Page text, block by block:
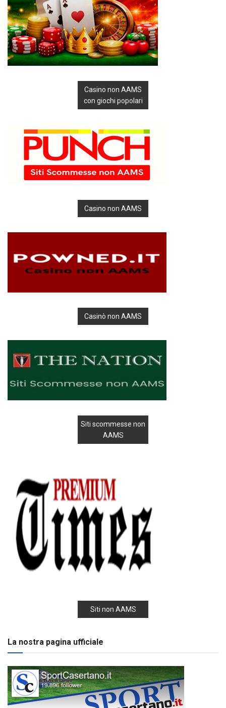
Casino non AAMS
con giochi popolari
Casino non AAMS
Casinò non AAMS
Siti scommesse non
AAMS
Siti non AAMS
La nostra pagina ufficiale